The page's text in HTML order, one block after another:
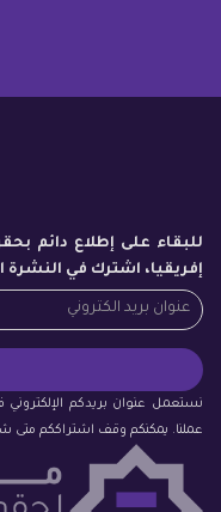
للبقاء على إطلاع دائم
إفريقيا، اشترك في النشرة
نستعمل عنوان بريدكم الإلكتروني
عملنا. يمكنكم وقف اشتراككم متى